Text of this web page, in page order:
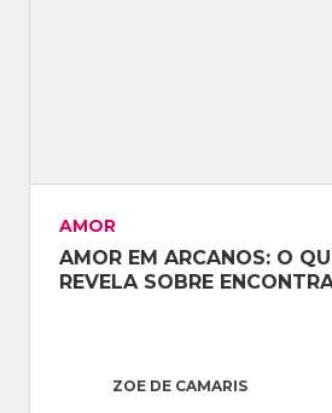
AMOR
AMOR EM ARCANOS: O
REVELA SOBRE
ZOE DE CAMARIS